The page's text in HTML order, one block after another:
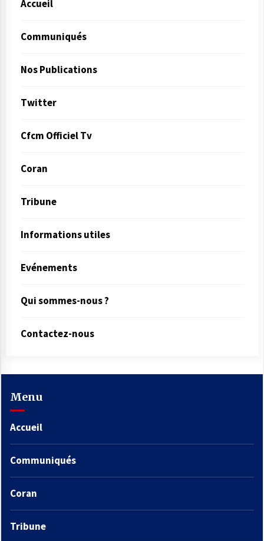
Accueil
Communiqués
Nos Publications
Twitter
Cfcm Officiel Tv
Coran
Tribune
Informations utiles
Evénements
Qui sommes-nous ?
Contactez-nous
Menu
Accueil
Communiqués
Coran
Tribune